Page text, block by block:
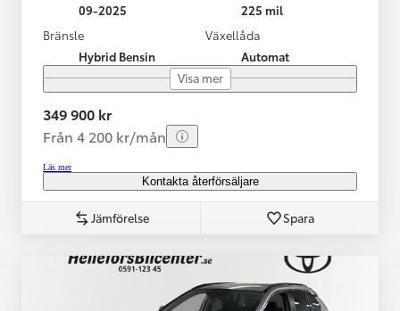
09-2025
225 mil
Bränsle
Hybrid Bensin
Växellåda
Automat
Visa mer
349 900 kr
Från 4 200 kr/mån
Läs mer
Kontakta återförsäljare
Jämförelse Spara